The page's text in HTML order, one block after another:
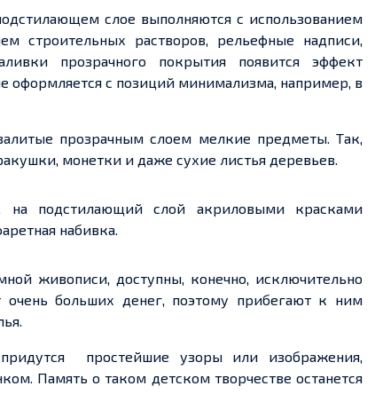
слое выполняются с использованием
строительных растворов, рельефные надписи,
прозрачного покрытия появится эффект
оформляется с позиций минимализма, например, в
прозрачным слоем мелкие предметы. Так,
монетки и даже сухие листья деревьев.
на подстилающий слой акриловыми красками
набивка.
живописи, доступны, конечно, исключительно
больших денег, поэтому прибегают к ним
простейшие узоры или изображения,
. Память о таком детском творчестве останется